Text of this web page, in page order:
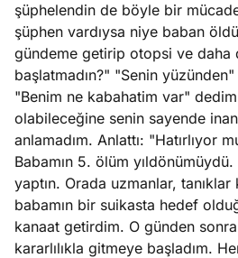
Ağustos
5, 2026
stok
caiz
Köşe
Yazıları
şüphelendin de böyle bir
şüphen vardıysa niye baban
gündeme getirip otopsi ve daha
başlatmadın?" "Senin yüzünden"
"Benim ne kabahatim var"
olabileceğine senin sayende
anlamadım. Anlattı: "Hatırlıyor
Babamın 5. ölüm
yaptın. Orada uzmanlar,
babamın bir suikasta hedef
kanaat getirdim. O günden
kararlılıkla gitmeye başladım.